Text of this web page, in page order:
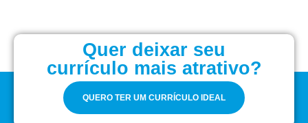
Quer deixar seu
currículo mais atrativo?
QUERO TER UM CURRÍCULO IDEAL